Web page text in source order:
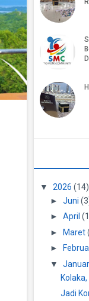
▼ 2026 (14)
► Juni
► April
► Maret
►
▼
Jadi